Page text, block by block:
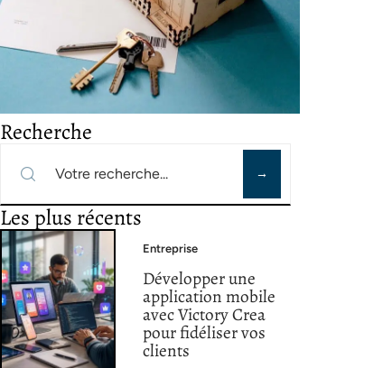
Recherche
Les plus récents
Entreprise
Développer une
application mobile
avec Victory Crea
pour fidéliser vos
clients